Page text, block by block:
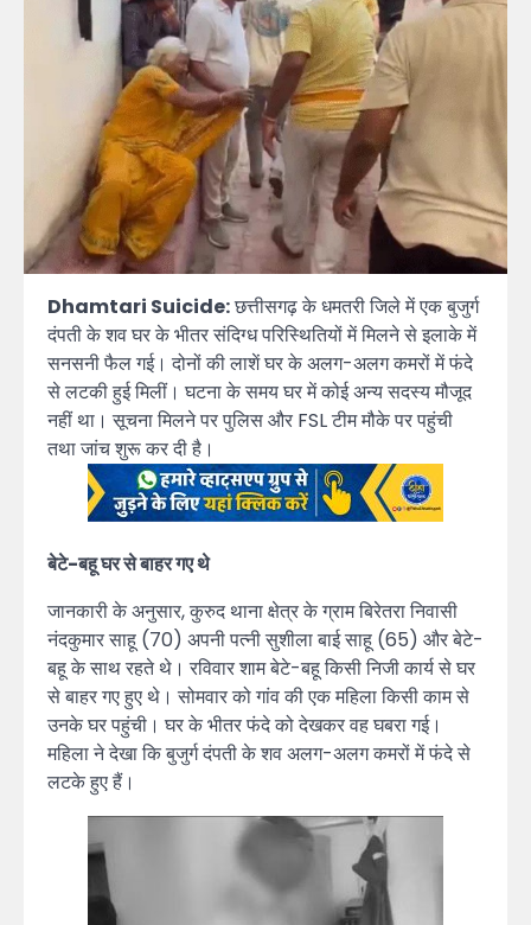
Dhamtari Suicide:छत्तीसगढ़ के धमतरी जिले में एक बुजुर्ग
दंपती के शव घर के भीतर संदिग्ध परिस्थितियों में मिलने से इलाके में
सनसनी फैल गई। दोनों की लाशें घर के अलग-अलग कमरों में फंदे
से लटकी हुई मिलीं। घटना के समय घर में कोई अन्य सदस्य मौजूद
नहीं था। सूचना मिलने पर पुलिस और FSL टीम मौके पर पहुंची
तथा जांच शुरू कर दी है।
बेटे-बहू घर से बाहर गए थे
जानकारी के अनुसार, कुरुद थाना क्षेत्र के ग्राम बिरेतरा निवासी
नंदकुमार साहू (70) अपनी पत्नी सुशीला बाई साहू (65) और बेटे-
बहू के साथ रहते थे। रविवार शाम बेटे-बहू किसी निजी कार्य से घर
से बाहर गए हुए थे। सोमवार को गांव की एक महिला किसी काम से
उनके घर पहुंची। घर के भीतर फंदे को देखकर वह घबरा गई।
महिला ने देखा कि बुजुर्ग दंपती के शव अलग-अलग कमरों में फंदे से
लटके हुए हैं।